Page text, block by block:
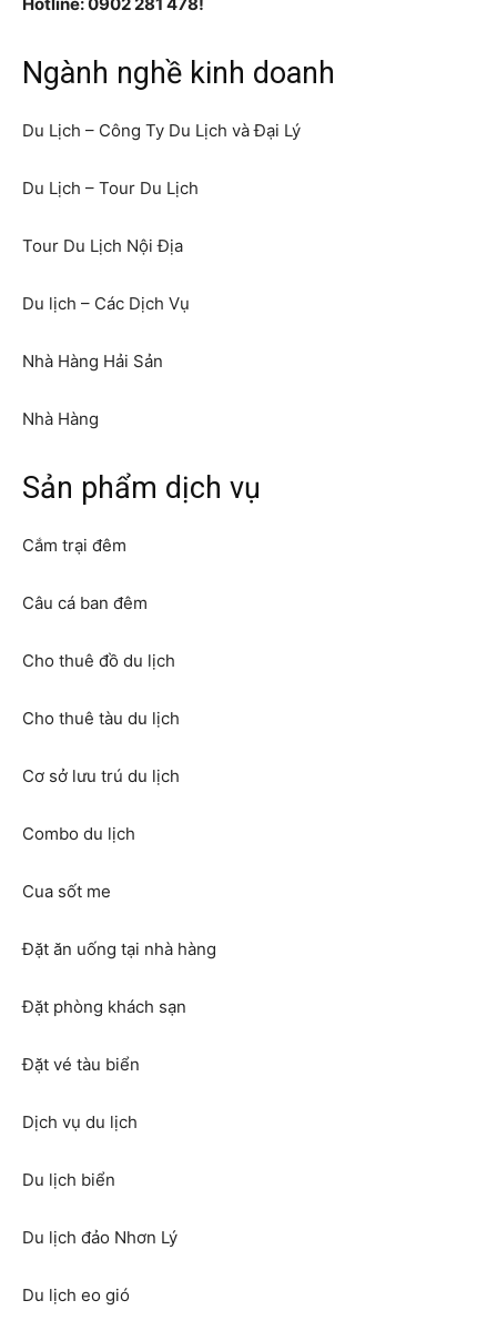
Ngành nghề kinh doanh
Du Lịch – Công Ty Du Lịch và Đại Lý
Du Lịch – Tour Du Lịch
Tour Du Lịch Nội Địa
Du lịch – Các Dịch Vụ
Nhà Hàng Hải Sản
Nhà Hàng
Sản phẩm dịch vụ
Cắm trại đêm
Câu cá ban đêm
Cho thuê đồ du lịch
Cho thuê tàu du lịch
Cơ sở lưu trú du lịch
Combo du lịch
Cua sốt me
Đặt ăn uống tại nhà hàng
Đặt phòng khách sạn
Đặt vé tàu biển
Dịch vụ du lịch
Du lịch biển
Du lịch đảo Nhơn Lý
Du lịch eo gió